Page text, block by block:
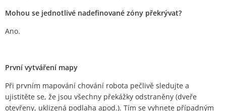
Mohou se jednotlivé nadefinované zóny překrývat?
Ano.
První vytváření mapy
Při prvním mapování chování robota pečlivě sledujte a
ujistitěte se, že jsou všechny překážky odstraněny (dveře
otevřeny, uklizená podlaha apod.). Tím se vyhnete případným